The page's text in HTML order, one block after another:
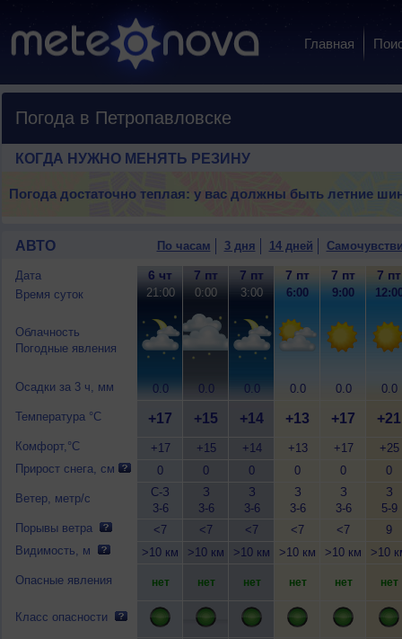
Главная
Погода в Петропавловске
КОГДА НУЖНО МЕНЯТЬ РЕЗИНУ
Погода достаточно теплая: у вас должны быть летние
АВТО По часам 3 дня 14 дней
Дата
Время суток
Облачность
Погодные явления
Осадки за 3 ч, мм
Температура °C
Комфорт,°C
Прирост снега, см
Ветер, метр/с
Порывы ветра
Видимость, м
Опасные явления
Класс опасности
6 чт
21:00
0.0
+17
+17
0
С-З
3-6
<7
>10 км
нет
7 пт
0:00
0.0
+15
+15
0
З
3-6
<7
>10 км
нет
7 пт
3:00
0.0
+14
+14
0
З
3-6
<7
>10 км
нет
7 пт
6:00
0.0
+13
+13
0
З
3-6
<7
>10 км
нет
7 пт
9:00
0.0
+17
+17
0
З
3-6
<7
>10 км
нет
7 пт
0.0
+21
+25
0
З
5-9
9
>10
нет